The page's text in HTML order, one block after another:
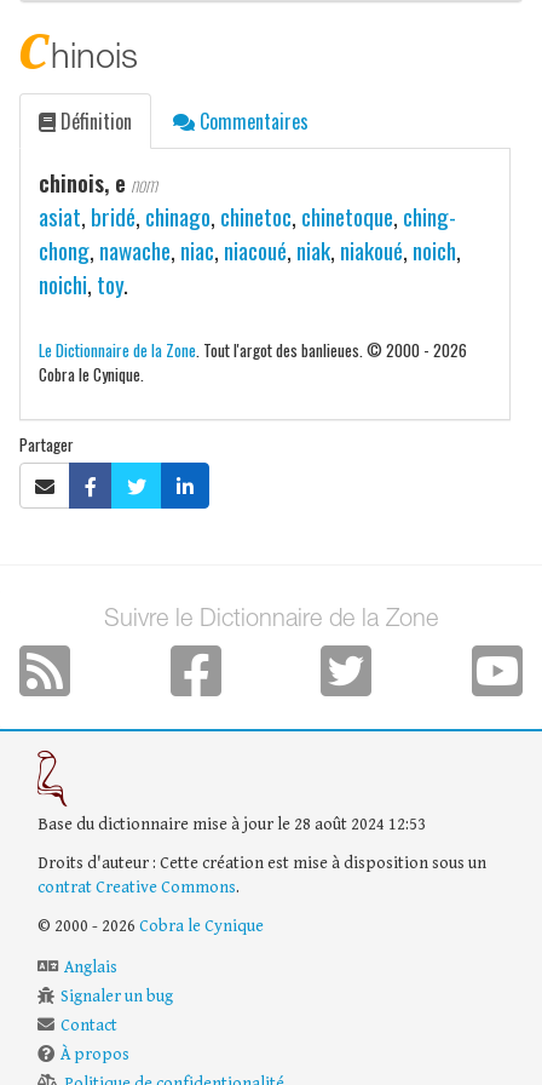
chinois
Définition Commentaires
chinois, e nom
asiat, bridé, chinago, chinetoc, chinetoque, ching-
chong, nawache, niac, niacoué, niak, niakoué, noich,
noichi, toy.
Le Dictionnaire de la Zone . Tout l'argot des banlieues. © 2000 - 2026
Cobra le Cynique.
Partager
Suivre le Dictionnaire de la Zone
Base du dictionnaire mise à jour le 28 août 2024 12:53
Droits d'auteur : Cette création est mise à disposition sous un
contrat Creative Commons.
© 2000 - 2026 Cobra le Cynique
Anglais
Signaler un bug
Contact
À propos